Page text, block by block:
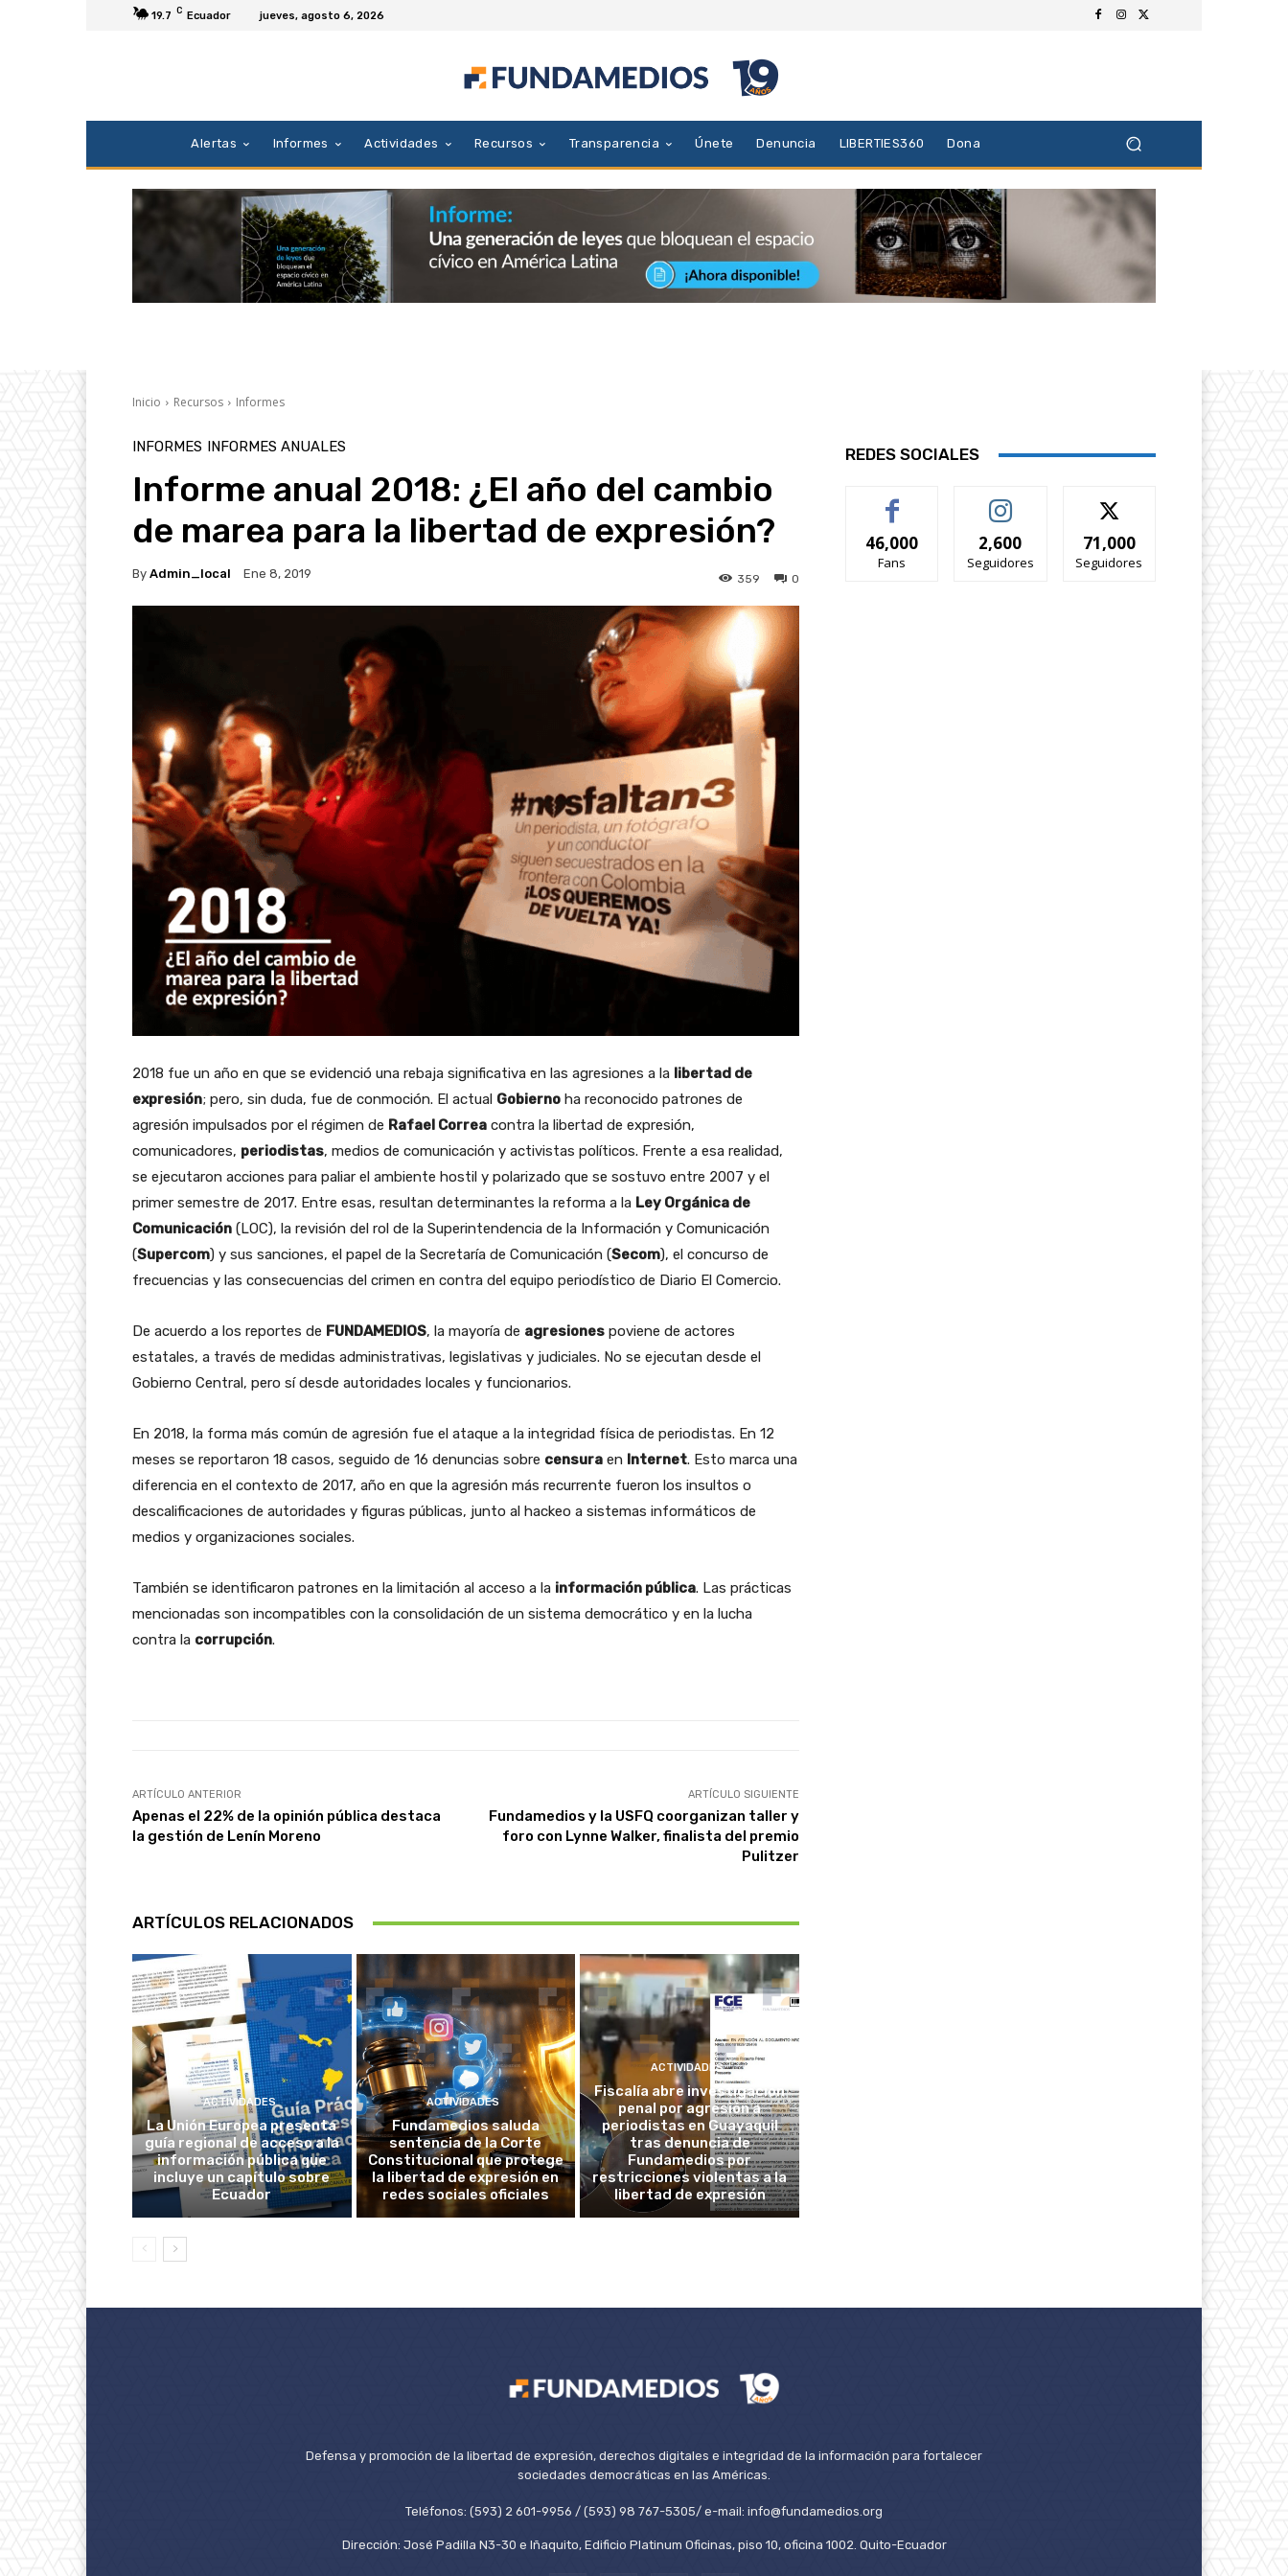
19.7 C Ecuador jueves, agosto 6, 2026
Alertas Informes Actividades Recursos Transparencia Únete Denuncia LIBERTIES360 Dona
Inicio Recursos Informes
INFORMES INFORMES ANUALES
Informe anual 2018: ¿El año del cambio
de marea para la libertad de expresión?
By Admin_local Ene 8, 2019 0
359
2018 fue un año en que se evidenció una rebaja significativa en las agresiones a la libertad de
expresión; pero, sin duda, fue de conmoción. El actual Gobierno ha reconocido patrones de
agresión impulsados por el régimen de Rafael Correa contra la libertad de expresión,
comunicadores, periodistas, medios de comunicación y activistas políticos. Frente a esa realidad,
se ejecutaron acciones para paliar el ambiente hostil y polarizado que se sostuvo entre 2007 y el
primer semestre de 2017. Entre esas, resultan determinantes la reforma a la Ley Orgánica de
Comunicación (LOC), la revisión del rol de la Superintendencia de la Información y Comunicación
(Supercom) y sus sanciones, el papel de la Secretaría de Comunicación (Secom), el concurso de
frecuencias y las consecuencias del crimen en contra del equipo periodístico de Diario El Comercio.
De acuerdo a los reportes de FUNDAMEDIOS, la mayoría de agresiones poviene de actores
estatales, a través de medidas administrativas, legislativas y judiciales. No se ejecutan desde el
Gobierno Central, pero sí desde autoridades locales y funcionarios.
En 2018, la forma más común de agresión fue el ataque a la integridad física de periodistas. En 12
meses se reportaron 18 casos, seguido de 16 denuncias sobre censura en Internet. Esto marca una
diferencia en el contexto de 2017, año en que la agresión más recurrente fueron los insultos o
descalificaciones de autoridades y figuras públicas, junto al hackeo a sistemas informáticos de
medios y organizaciones sociales.
También se identificaron patrones en la limitación al acceso a la información pública. Las prácticas
mencionadas son incompatibles con la consolidación de un sistema democrático y en la lucha
contra la corrupción.
ARTÍCULO ANTERIOR
Apenas el 22% de la opinión pública destaca
la gestión de Lenín Moreno
ARTÍCULO SIGUIENTE
Fundamedios y la USFQ coorganizan taller y
foro con Lynne Walker, finalista del premio
Pulitzer
ARTÍCULOS RELACIONADOS
ACTIVIDADES
La Unión Europea presenta
guía regional de acceso a la
información pública que
incluye un capítulo sobre
Ecuador
ACTIVIDADES
Fundamedios saluda
sentencia de la Corte
Constitucional que protege
la libertad de expresión en
redes sociales oficiales
ACTIVIDADES
Fiscalía abre investigación
penal por agresión a
periodistas en Guayaquil
tras denuncia de
Fundamedios por
restricciones violentas a la
libertad de expresión
REDES SOCIALES
46,000
Fans
2,600
Seguidores
71,000
Seguidores
Defensa y promoción de la libertad de expresión, derechos digitales e integridad de la información para fortalecer
sociedades democráticas en las Américas.
Teléfonos: (593) 2 601-9956 / (593) 98 767-5305/ e-mail: info@fundamedios.org
Dirección: José Padilla N3-30 e Iñaquito, Edificio Platinum Oficinas, piso 10, oficina 1002. Quito-Ecuador